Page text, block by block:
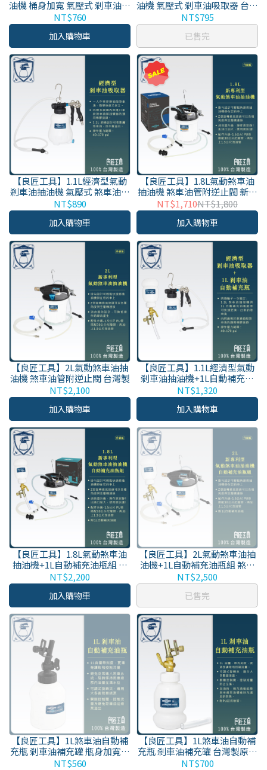
油機 桶身加寬 氣壓式 剎車油吸
取器 台灣製原廠保固
NT$760
加入購物車
油機 氣壓式 剎車油吸取器 台灣
製原廠保固
NT$795
已售完
【良匠工具】1.1L經濟型氣動
剎車油抽油機 氣壓式 煞車油吸
取器 台灣製原廠保固
NT$890
加入購物車
【良匠工具】1.8L氣動煞車油
抽油機 煞車油管附逆止閥 新專
利型 剎車油吸取換油 台灣製
NT$1,710NT$1,800
加入購物車
【良匠工具】2L氣動煞車油抽
油機 煞車油管附逆止閥 台灣製
NT$2,100
加入購物車
【良匠工具】1.1L經濟型氣動
剎車油抽油機+1L自動補充油
瓶 氣壓式 煞車油吸取器 台灣製
原廠保固
NT$1,320
加入購物車
【良匠工具】1.8L氣動煞車油
抽油機+1L自動補充油瓶組 煞
車油管附逆止閥 新專利型 剎車
油吸取換油 台灣製
NT$2,200
加入購物車
【良匠工具】2L氣動煞車油抽
油機+1L自動補充油瓶組 煞車
油管附逆止閥 台灣製
NT$2,500
已售完
【良匠工具】1L煞車油自動補
充瓶 剎車油補充罐 瓶身加寬款
台灣製原廠保固
NT$560
【良匠工具】1L煞車油自動補
充瓶 剎車油補充罐 台灣製原廠
保固
NT$700